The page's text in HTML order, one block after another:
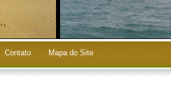
Contato Mapa do Site